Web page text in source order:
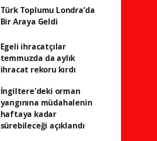
Türk Toplumu Londra’da
Bir Araya Geldi
Egeli ihracatçılar
temmuzda da aylık
ihracat rekoru kırdı
İngiltere'deki orman
yangınına müdahalenin
haftaya kadar
sürebileceği açıklandı